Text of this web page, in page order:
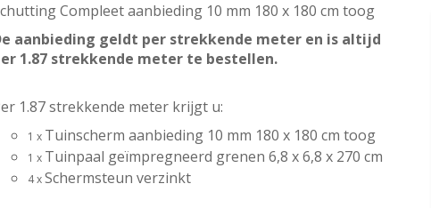
Compleet aanbieding 10 mm 180 x 180 cm toog
aanbieding geldt per strekkende meter en is altijd
1.87 strekkende meter te bestellen.
1.87 strekkende meter krijgt u:
1 x Tuinscherm aanbieding 10 mm 180 x 180 cm toog
1 x Tuinpaal geïmpregneerd grenen 6,8 x 6,8 x 270 cm
4 xSchermsteun verzinkt